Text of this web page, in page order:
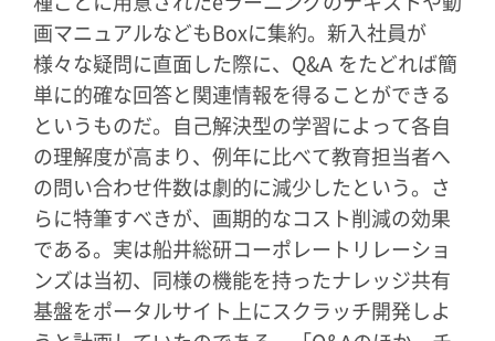
画マニュアルなどもBoxに集約。新入社員が
様々な疑問に直面した際に、Q&A をたどれば簡
単に的確な回答と関連情報を得ることができる
というものだ。自己解決型の学習によって各自
の理解度が高まり、例年に比べて教育担当者へ
の問い合わせ件数は劇的に減少したという。さ
らに特筆すべきが、画期的なコスト削減の効果
である。実は船井総研コーポレートリレーショ
ンズは当初、同様の機能を持ったナレッジ共有
基盤をポータルサイト上にスクラッチ開発しよ